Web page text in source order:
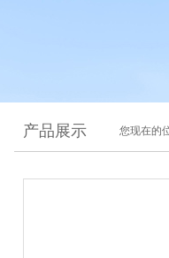
产品展示 您现在的